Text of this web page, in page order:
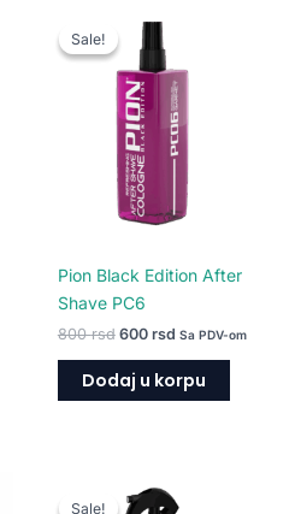
Sale!
Sale!
Pion Black Edition After
Shave PC6
800rsd
cena
je
bila:
800 rsd.
600 rsd
600 rsd.
Sa PDV-om
Dodaj u korpu
Sale!
Sale!
cena